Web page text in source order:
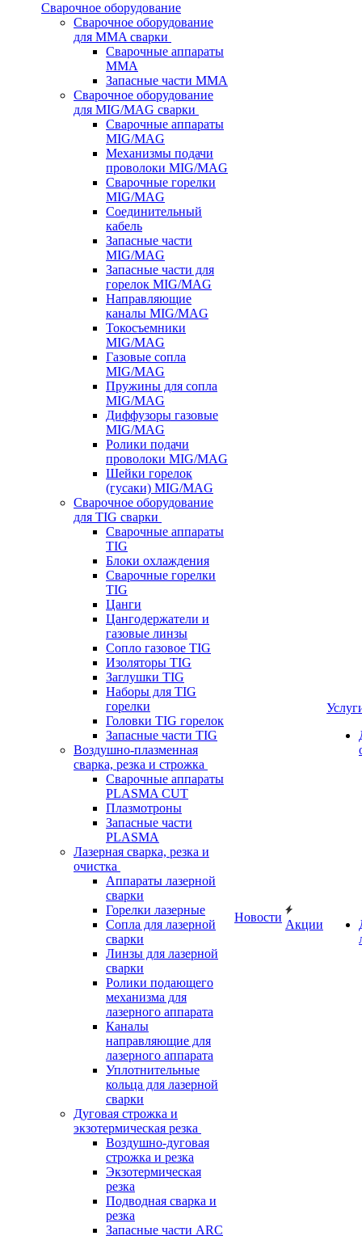
Сварочное оборудование
Сварочное оборудование
для MMA сварки
Сварочные аппараты
MMA
Запасные части MMA
Сварочное оборудование
для MIG/MAG сварки
Сварочные аппараты
MIG/MAG
Механизмы подачи
проволоки MIG/MAG
Сварочные горелки
MIG/MAG
Соединительный
кабель
Запасные части
MIG/MAG
Запасные части для
горелок MIG/MAG
Направляющие
каналы MIG/MAG
Токосъемники
MIG/MAG
Газовые сопла
MIG/MAG
Пружины для сопла
MIG/MAG
Диффузоры газовые
MIG/MAG
Ролики подачи
проволоки MIG/MAG
Шейки горелок
(гусаки) MIG/MAG
Сварочное оборудование
для TIG сварки
Сварочные аппараты
TIG
Блоки охлаждения
Сварочные горелки
TIG
Цанги
Цангодержатели и
газовые линзы
Сопло газовое TIG
Изоляторы TIG
Заглушки TIG
Наборы для TIG
горелки
Головки TIG горелок
Запасные части TIG
Воздушно-плазменная
сварка, резка и строжка
Сварочные аппараты
PLASMA CUT
Плазмотроны
Запасные части
PLASMA
Лазерная сварка, резка и
очистка
Аппараты лазерной
сварки
Горелки лазерные
Сопла для лазерной
сварки
Линзы для лазерной
сварки
Ролики подающего
механизма для
лазерного аппарата
Каналы
направляющие для
лазерного аппарата
Уплотнительные
кольца для лазерной
сварки
Дуговая строжка и
экзотермическая резка
Воздушно-дуговая
строжка и резка
Экзотермическая
резка
Подводная сварка и
резка
Запасные части ARC
Новости
Акции